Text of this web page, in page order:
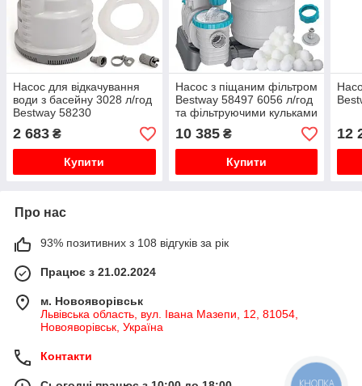
Насос для відкачування
води з басейну 3028 л/год
Bestway 58230
2 683 ₴
Купити
Насос з піщаним фільтром
Bestway 58497 6056 л/год
та фільтруючими кульками
10 385₴
Купити
12
Про нас
93% позитивних з 108 відгуків за рік
Працює з 21.02.2024
м. Новояворівськ
Львівська область, вул. Івана Мазепи, 12, 81054,
Новояворівськ, Україна
Контакти
КНОПКА